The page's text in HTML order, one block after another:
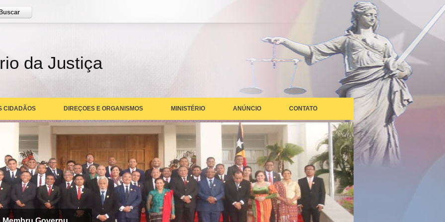
da Justiça
CIDADÃOS DIREÇOES E ORGANISMOS MINISTÉRIO ANÚNCIO CONTATO